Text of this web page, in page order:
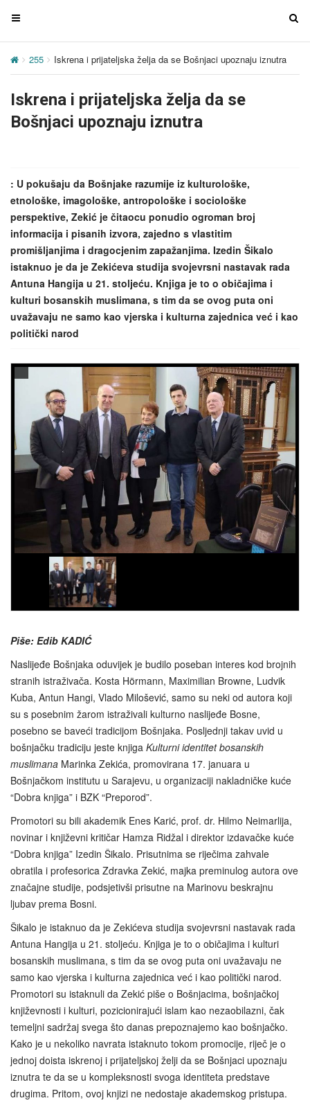
T
g
e
n
g
a
t
i
o
n
T
n
255 Iskrena i prijateljska želja da se Bošnjaci upoznaju iznutra
Iskrena i prijateljska želja da se
Bošnjaci upoznaju iznutra
: U pokušaju da Bošnjake razumije iz kulturološke,
etnološke, imagološke, antropološke i sociološke
perspektive, Zekić je čitaocu ponudio ogroman broj
informacija i pisanih izvora, zajedno s vlastitim
promišljanjima i dragocjenim zapažanjima. Izedin Šikalo
istaknuo je da je Zekićeva studija svojevrsni nastavak rada
Antuna Hangija u 21. stoljeću. Knjiga je to o običajima i
kulturi bosanskih muslimana, s tim da se ovog puta oni
uvažavaju ne samo kao vjerska i kulturna zajednica već i kao
politički narod
Piše: Edib KADIĆ
Naslijeđe Bošnjaka oduvijek je budilo poseban interes kod brojnih
stranih istraživača. Kosta Hörmann, Maximilian Browne, Ludvik
Kuba, Antun Hangi, Vlado Milošević, samo su neki od autora koji
su s posebnim žarom istraživali kulturno naslijeđe Bosne,
posebno se baveći tradicijom Bošnjaka. Posljednji takav uvid u
bošnjačku tradiciju jeste knjiga Kulturni identitet bosanskih
muslimana Marinka Zekića, promovirana 17. januara u
Bošnjačkom institutu u Sarajevu, u organizaciji nakladničke kuće
“Dobra knjiga” i BZK “Preporod”.
Promotori su bili akademik Enes Karić, prof. dr. Hilmo Neimarlija,
novinar i književni kritičar Hamza Ridžal i direktor izdavačke kuće
“Dobra knjiga” Izedin Šikalo. Prisutnima se riječima zahvale
obratila i profesorica Zdravka Zekić, majka preminulog autora ove
značajne studije, podsjetivši prisutne na Marinovu beskrajnu
ljubav prema Bosni.
Šikalo je istaknuo da je Zekićeva studija svojevrsni nastavak rada
Antuna Hangija u 21. stoljeću. Knjiga je to o običajima i kulturi
bosanskih muslimana, s tim da se ovog puta oni uvažavaju ne
samo kao vjerska i kulturna zajednica već i kao politički narod.
Promotori su istaknuli da Zekić piše o Bošnjacima, bošnjačkoj
književnosti i kulturi, pozicionirajući islam kao nezaobilazni, čak
temeljni sadržaj svega što danas prepoznajemo kao bošnjačko.
Kako je u nekoliko navrata istaknuto tokom promocije, riječ je o
jednoj doista iskrenoj i prijateljskoj želji da se Bošnjaci upoznaju
iznutra te da se u kompleksnosti svoga identiteta predstave
drugima. Pritom, ovoj knjizi ne nedostaje akademskog pristupa.